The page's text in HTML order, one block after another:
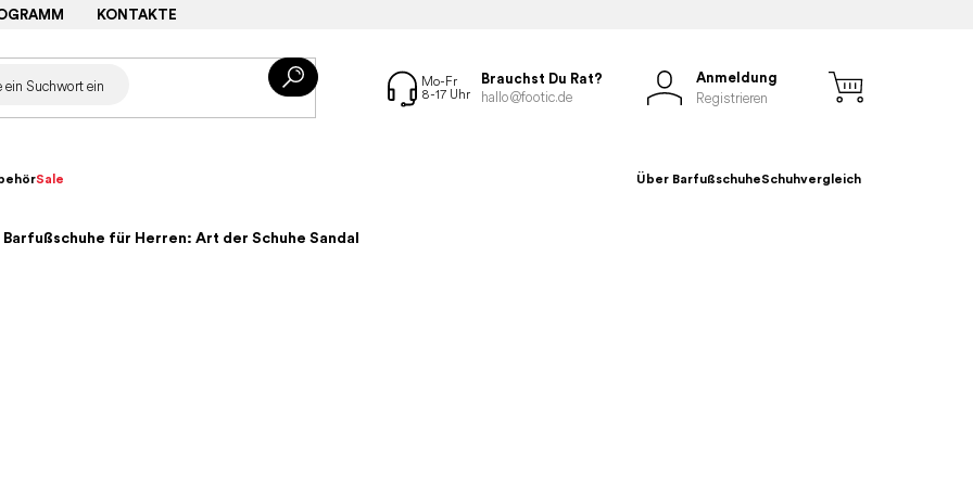
KONTAKTE
Brauchst Du Rat?
hallo@footic.de
Anmeldung
Registrieren
Sale Über BarfußschuheSchuhvergleich
Barfußschuhe für Herren: Art der Schuhe Sandal